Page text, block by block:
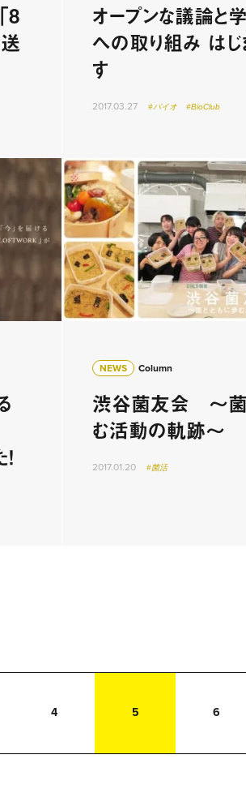
8
オープンな議論と
への取り組み はじ
す
2017.03.27 #バイオ #BioClub
NEWS Column
渋谷菌友会 ～菌
む活動の軌跡～
2017.01.20 #菌活
4 5 6